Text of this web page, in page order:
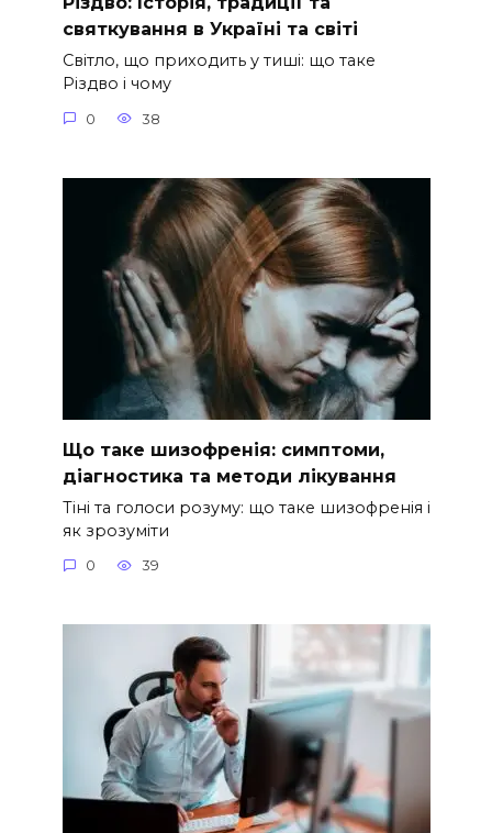
святкування в Україні та світі
Світло, що приходить у тиші: що таке
Різдво і чому
0 38
Що таке шизофренія: симптоми,
діагностика та методи лікування
Тіні та голоси розуму: що таке шизофренія і
як зрозуміти
0 39